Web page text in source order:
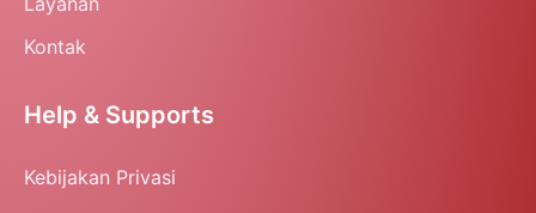
Kontak
Help & Supports
Kebijakan Privasi